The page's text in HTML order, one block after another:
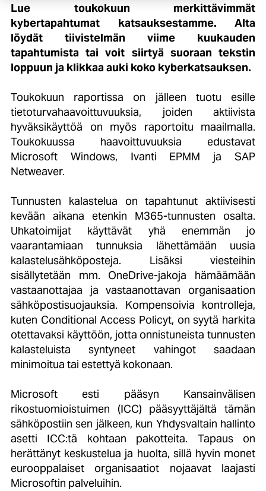
Lue toukokuun merkittävimmät
kybertapahtumat katsauksestamme. Alta
löydät tiivistelmän viime kuukauden
tapahtumista tai voit siirtyä suoraan tekstin
loppuun ja klikkaa auki koko kyberkatsauksen.
Toukokuun raportissa on jälleen tuotu esille
tietoturvahaavoittuvuuksia, joiden aktiivista
hyväksikäyttöä on myös raportoitu maailmalla.
Toukokuussa haavoittuvuuksia edustavat
Microsoft Windows, Ivanti EPMM ja SAP
Netweaver.
Tunnusten kalastelua on tapahtunut aktiivisesti
kevään aikana etenkin M365-tunnusten osalta.
Uhkatoimijat käyttävät yhä enemmän jo
vaarantamiaan tunnuksia lähettämään uusia
kalastelusähköposteja. Lisäksi viesteihin
sisällytetään mm. OneDrive-jakoja hämäämään
vastaanottajaa ja vastaanottavan organisaation
sähköpostisuojauksia. Kompensoivia kontrolleja,
kuten Conditional Access Policyt, on syytä harkita
otettavaksi käyttöön, jotta onnistuneista tunnusten
kalasteluista syntyneet vahingot saadaan
minimoitua tai estettyä kokonaan.
Microsoft esti pääsyn Kansainvälisen
rikostuomioistuimen (ICC) pääsyyttäjältä tämän
sähköpostiin sen jälkeen, kun Yhdysvaltain hallinto
asetti ICC:tä kohtaan pakotteita. Tapaus on
herättänyt keskustelua ja huolta, sillä hyvin monet
eurooppalaiset organisaatiot nojaavat laajasti
Microsoftin palveluihin.